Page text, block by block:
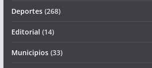
Deportes(268)
Editorial (14)
Municipios(33)